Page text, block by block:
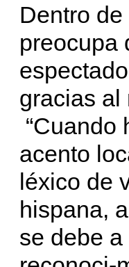
Dentro
preocupa
gracias al
“Cuando
acento
léxico de
hispana,
se debe